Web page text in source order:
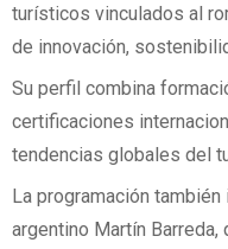
turísticos vinculados al
de innovación,
Su perfil combina
certificaciones
tendencias globales del
La programación
argentino Martín